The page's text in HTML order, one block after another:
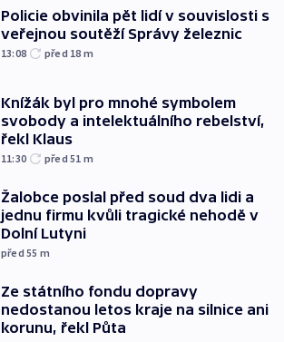
Policie obvinila pět lidí v souvislosti s
veřejnou soutěží Správy železnic
13:08 před 18 m
Knížák byl pro mnohé symbolem
svobody a intelektuálního rebelství,
řekl Klaus
11:30 před 51 m
Žalobce poslal před soud dva lidi a
jednu firmu kvůli tragické nehodě v
Dolní Lutyni
před 55 m
Ze státního fondu dopravy
nedostanou letos kraje na silnice ani
korunu, řekl Půta